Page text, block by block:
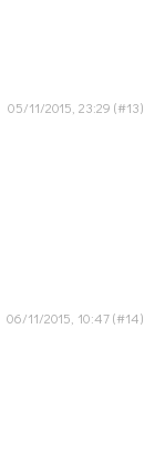
05/11/2015, 23:29
06/11/2015, 10:47